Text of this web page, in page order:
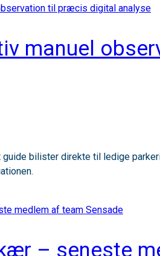
manuel
guide bilister direkte til ledige
– seneste